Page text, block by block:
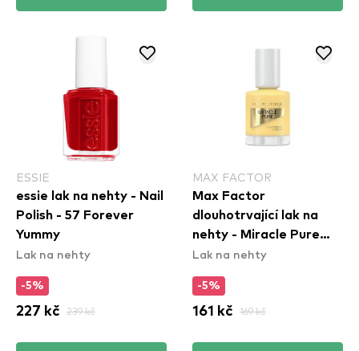
ESSIE
essie lak na nehty - Nail
Polish - 57 Forever
Yummy
Lak na nehty
-5%
227 kč 239 kč
MAX FACTOR
Max Factor
dlouhotrvající lak na
nehty - Miracle Pure
Nail Colour - 500
Lak na nehty
-5%
161 kč 169 kč